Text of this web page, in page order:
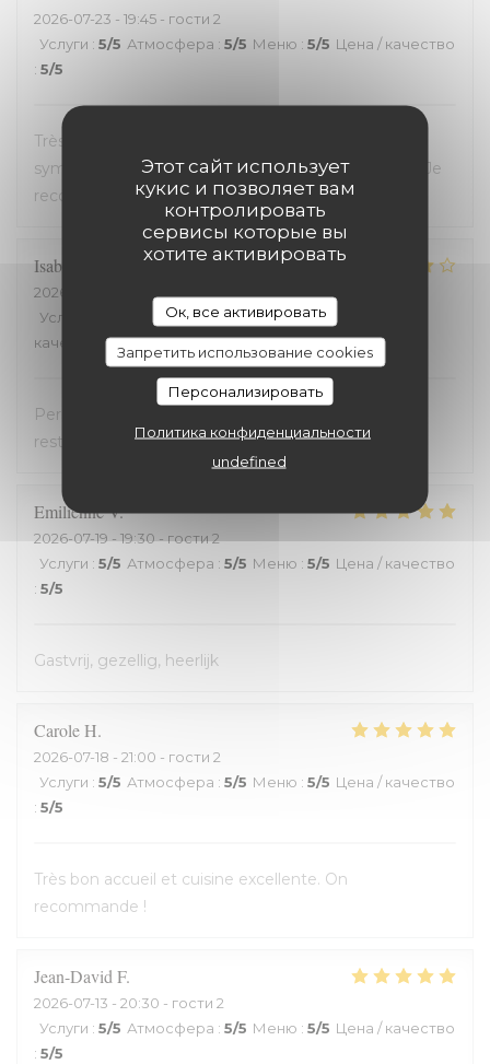
Этот сайт использует
кукис и позволяет вам
контролировать
сервисы которые вы
хотите активировать
Ок, все активировать
Запретить использование cookies
Персонализировать
Политика конфиденциальности
undefined
2026-07-23 - 19:45 - гости 2
Услуги : 5/5 Атмосфера : 5/5 Меню : 5/5 Цена / качество
: 5/5
Très bon restaurant, service extrêmement
sympathique, coup de coeur pour le welsh revisité. Je
recommande !
Isabelle
2026-07-20
Услуги
Атмосфера: 4/5 Меню: 4/5
качество :5/5
Personnel très accueillant, très bons plats, carte
restreinte
EmilienneV
2026-07-19- 19:30 - гости 2
Услуги : 5/5 Атмосфера : 5/5 Меню : 5/5 Цена / качество
: 5/5
Gastvrij, gezellig, heerlijk
CaroleH
2026-07-18 - 21:00 - гости 2
Услуги : 5/5 Атмосфера : 5/5 Меню : 5/5 Цена / качество
: 5/5
Très bon accueil et cuisine excellente. On
recommande !
Jean-David F
2026-07-13 - 20:30 - гости 2
Услуги : 5/5 Атмосфера : 5/5 Меню : 5/5 Цена / качество
: 5/5